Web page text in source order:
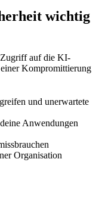
wichtig
Zugriff auf die KI-
Kompromittierung
und unerwartete
Anwendungen
Organisation